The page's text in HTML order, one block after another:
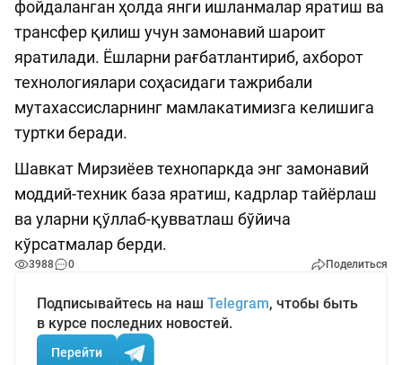
фойдаланган ҳолда янги ишланмалар яратиш ва
трансфер қилиш учун замонавий шароит
яратилади. Ёшларни рағбатлантириб, ахборот
технологиялари соҳасидаги тажрибали
мутахассисларнинг мамлакатимизга келишига
туртки беради.
Шавкат Мирзиёев технопаркда энг замонавий
моддий-техник база яратиш, кадрлар тайёрлаш
ва уларни қўллаб-қувватлаш бўйича
кўрсатмалар берди.
3988 0 Поделиться
Подписывайтесь на наш Telegram, чтобы быть
в курсе последних новостей.
Перейти